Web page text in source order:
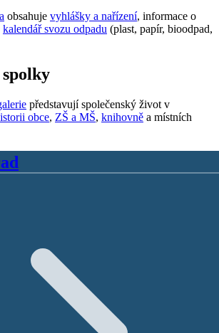
obsahuje vyhlášky a nařízení, informace o
kalendář svozu odpadu (plast, papír, bioodpad,
představují společenský život v
obce, ZŠ a MŠ, knihovně a místních